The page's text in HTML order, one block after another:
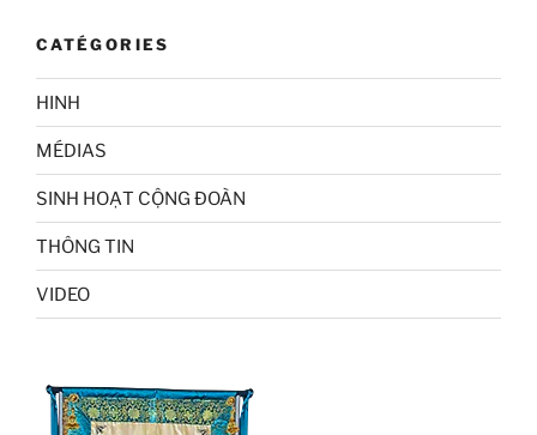
CATÉGORIES
HINH
MÉDIAS
SINH HOẠT CỘNG ĐOÀN
THÔNG TIN
VIDEO